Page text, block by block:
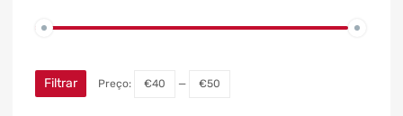
Filtrar Preço: €40 — €50